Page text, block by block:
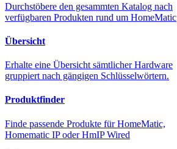
Durchstöbere den gesammten Katalog nach
verfügbaren Produkten rund um HomeMatic
Übersicht
Erhalte eine Übersicht sämtlicher Hardware
gruppiert nach gängigen Schlüsselwörtern.
Produktfinder
Finde passende Produkte für HomeMatic,
Homematic IP oder HmIP Wired